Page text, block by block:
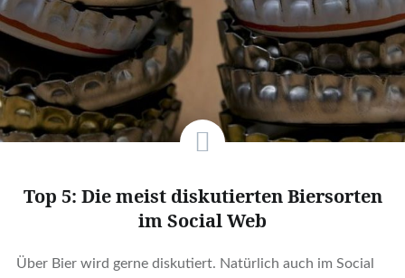
Top 5: Die meist diskutierten Biersorten
im Social Web
Über Bier wird gerne diskutiert. Natürlich auch im Social